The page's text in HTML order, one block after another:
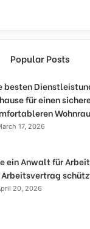
Popular Posts
besten
für einen
17, 2026
ein Anwalt für
20, 2026